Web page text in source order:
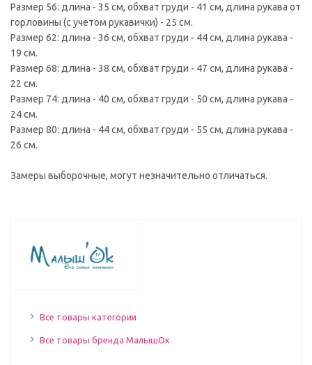
Размер 56: длина - 35 см, обхват груди - 41 см, длина рукава от
горловины (с учетом рукавички) - 25 см.
Размер 62: длина - 36 см, обхват груди - 44 см, длина рукава -
19 см.
Размер 68: длина - 38 см, обхват груди - 47 см, длина рукава -
22 см.
Размер 74: длина - 40 см, обхват груди - 50 см, длина рукава -
24 см.
Размер 80: длина - 44 см, обхват груди - 55 см, длина рукава -
26 см.
Замеры выборочные, могут незначительно отличаться.
Все товары категории
Все товары бренда МалышОк